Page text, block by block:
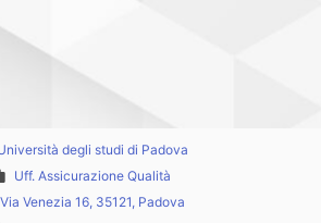
degli studi di Padova
Uff. Assicurazione Qualità
Via Venezia 16, 35121, Padova